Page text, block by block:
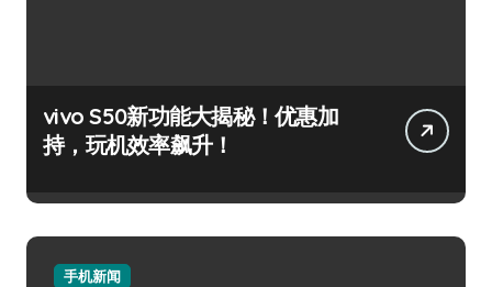
vivo S50新功能大揭秘！优惠加
持，玩机效率飙升！
手机新闻